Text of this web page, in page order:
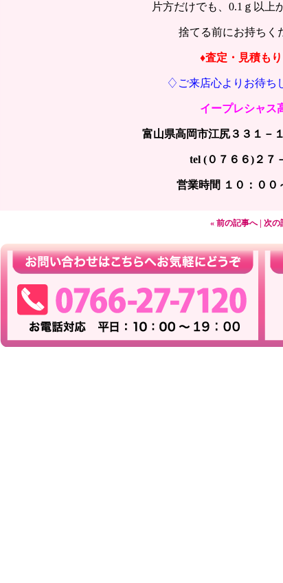
片方だけでも、0.1ｇ以上
捨てる前にお持ちく
♦査定・見積も
♢ご来店心よりお待ち
イープレシャ
富山県高岡市江尻３３１－
tel (０７６６)２７
営業時間 １０：００
« 前の記事へ| 次の